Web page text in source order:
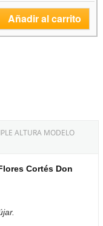
Añadir al carrito
ALTURA MODELO
Cortés Don